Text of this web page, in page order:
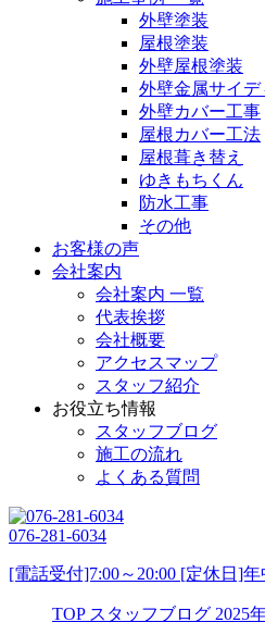
外壁塗装
屋根塗装
外壁屋根塗装
外壁金属サイデ
外壁カバー工事
屋根カバー工法
屋根葺き替え
ゆきもちくん
防水工事
その他
お客様の声
会社案内
会社案内 一覧
代表挨拶
会社概要
アクセスマップ
スタッフ紹介
お役立ち情報
スタッフブログ
施工の流れ
よくある質問
076-281-6034
[電話受付]7:00～20:00 [定休日]
TOP スタッフブログ 2025